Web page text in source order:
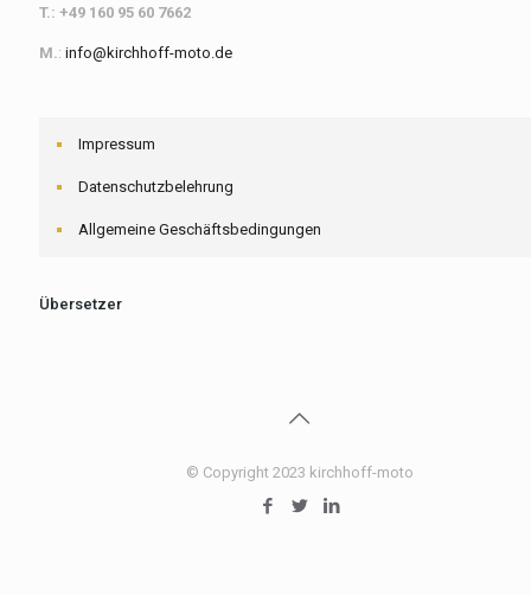
T.: +49 160 95 60 7662
M.: info@kirchhoff-moto.de
Impressum
Datenschutzbelehrung
Allgemeine Geschäftsbedingungen
Übersetzer
© Copyright 2023 kirchhoff-moto